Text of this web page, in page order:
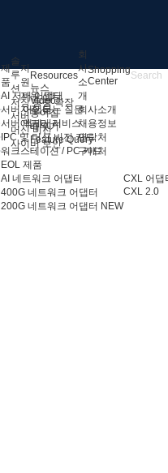
제
품
AI 서버 어댑터
서버 어댑터
서버 액세서리
IPC 및 머신 비전 카드
워크스테이션 / PC 카드
EOL 제품
AI 네트워크 어댑터
400G 네트워크 어댑터
200G 네트워크 어댑터 NEW
CXL 어댑
CXL 2.0
솔
루
션
저장 용량 확장
서버
머신 비전
사이버 보안
지
원
지원 센터
자주 묻는 질문
애프터 서비스
Resources
뉴스
Video
용어집
배우기
Feature Query
회
사
소
개
회사소개
채용정보
연락처
구매처
Shopping
Center